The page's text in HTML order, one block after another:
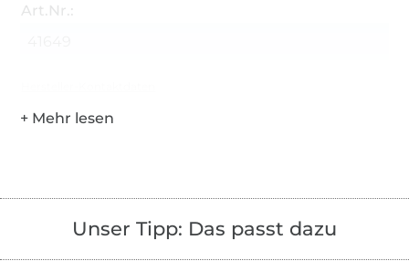
Art.Nr.:
Unser Tipp: Das passt dazu